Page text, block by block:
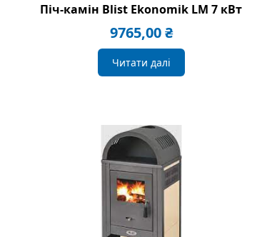
Піч-камін Blist Ekonomik LM 7 кВт
9765,00₴
Читати далі